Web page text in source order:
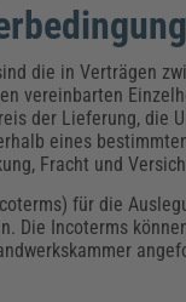
Bauen
die in Verträgen
vereinbarten
der Lieferung, die
eines
Fracht und
für die
Die Incoterms